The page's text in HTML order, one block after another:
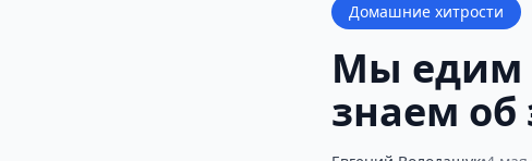
Домашние хитрости
Мы едим
знаем об